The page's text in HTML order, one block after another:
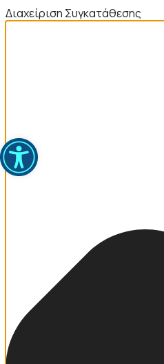
Διαχείριση Συγκατάθεσης
Ανοίξτε τη γραμμή εργαλείων